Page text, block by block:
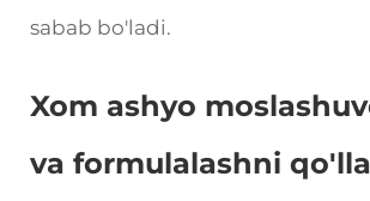
sabab bo'ladi.
Xom ashyo
va formulalashni